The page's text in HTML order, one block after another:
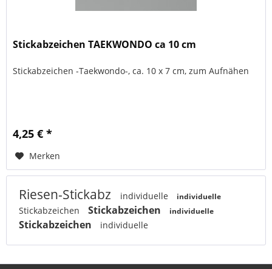
Stickabzeichen TAEKWONDO ca 10 cm
Stickabzeichen -Taekwondo-, ca. 10 x 7 cm, zum Aufnähen
4,25 € *
Merken
Riesen-Stickabz individuelle individuelle
Stickabzeichen Stickabzeichen individuelle
Stickabzeichen individuelle